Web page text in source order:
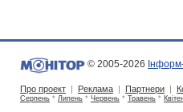
© 2005-2026
Про проект | Реклама | Партнери |
Серпень * Липень * Червень * Травень *